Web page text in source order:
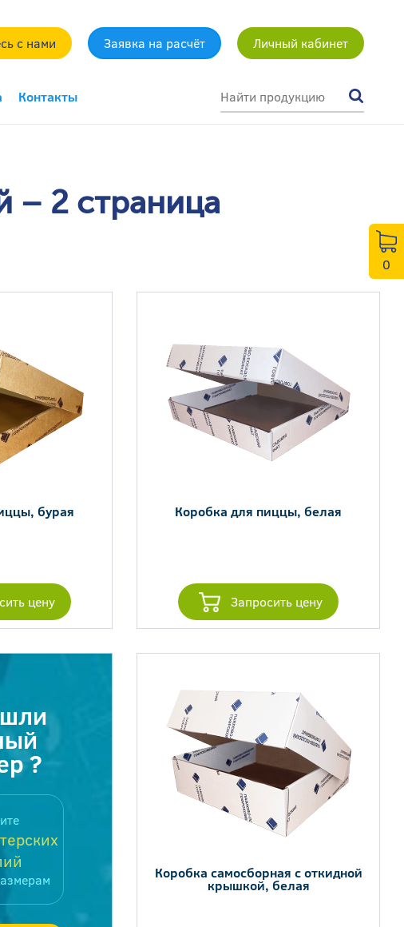
с нами Заявка на расчёт Личный кабинет
Контакты
– 2 страница
бурая
цену
Коробка для пиццы, белая
Запросить цену
?
Коробка самосборная с откидной
крышкой, белая
0